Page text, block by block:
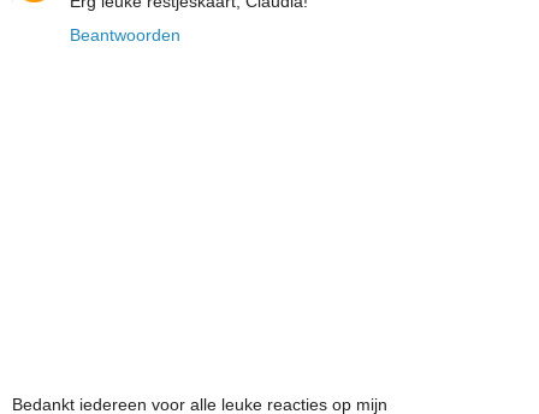
Beantwoorden
Bedankt iedereen voor alle leuke reacties op mijn